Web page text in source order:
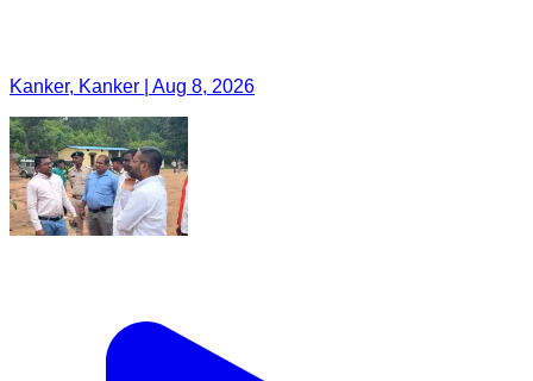
Kanker, Kanker | Aug 8, 2026